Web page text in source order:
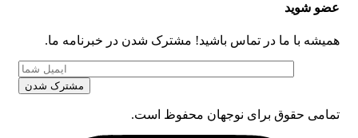
عضو شوید
همیشه با ما در تماس باشید! مشترک شدن در خبرنامه ما.
تمامی حقوق برای نوجهان محفوظ است.